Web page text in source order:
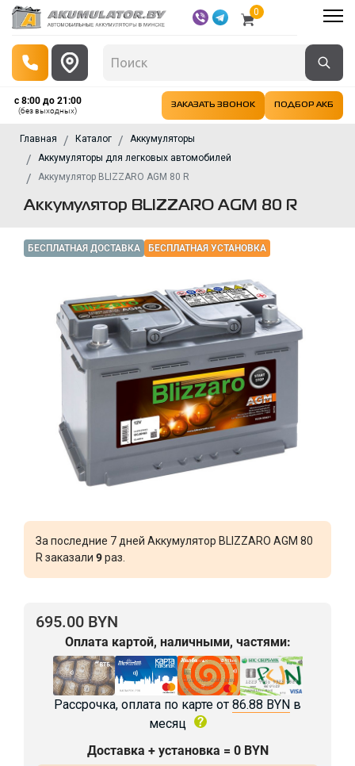
0
с 8:00 до 21:00
(без выходных)
ЗАКАЗАТЬ ЗВОНОК ПОДБОР АКБ
Главная Каталог
Аккумуляторы
Аккумуляторы для легковых автомобилей
Аккумулятор BLIZZARO AGM 80 R
Аккумулятор BLIZZARO AGM 80 R
БЕСПЛАТНАЯ ДОСТАВКА БЕСПЛАТНАЯ УСТАНОВКА
За последние 7 дней Аккумулятор BLIZZARO AGM 80
R заказали 9раз.
695.00 BYN
Оплата картой, наличными, частями:
Рассрочка, оплата по карте от 86.88 BYN в
месяц
Доставка + установка = 0 BYN